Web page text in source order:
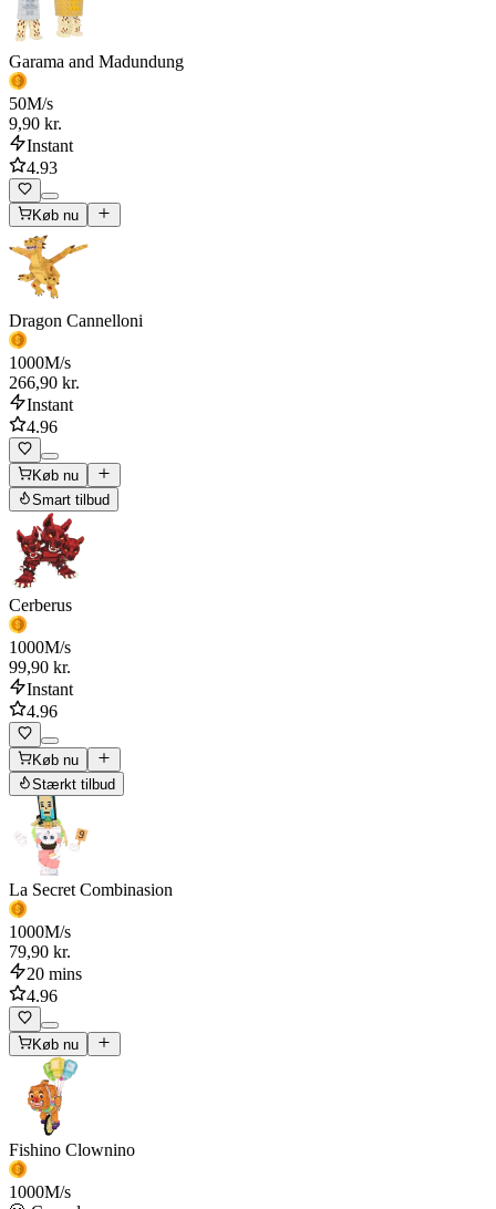
Garama and Madundung
50M/s
9,90 kr.
Instant
4.93
Køb nu
Dragon Cannelloni
1000M/s
266,90 kr.
Instant
4.96
Køb nu
Smart tilbud
Cerberus
1000M/s
99,90 kr.
Instant
4.96
Køb nu
Stærkt tilbud
La Secret Combinasion
1000M/s
79,90 kr.
20 mins
4.96
Køb nu
Fishino Clownino
1000M/s